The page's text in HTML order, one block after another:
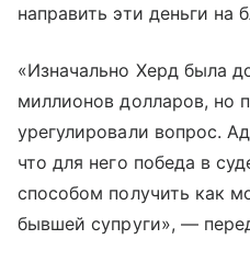
направить эти деньги на
«Изначально Херд была
миллионов долларов, но
урегулировали вопрос.
что для него победа в
способом получить как
бывшей супруги», —